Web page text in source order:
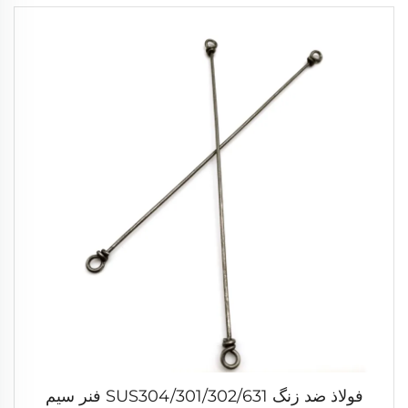
فولاذ ضد زنگ SUS304/301/302/631 فنر سیم